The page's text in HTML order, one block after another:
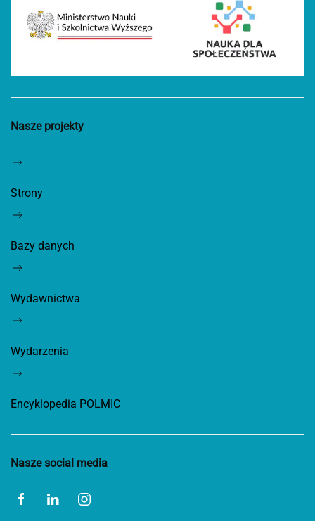
Nasze projekty
Strony
Bazy danych
Wydawnictwa
Wydarzenia
Encyklopedia POLMIC
Nasze social media